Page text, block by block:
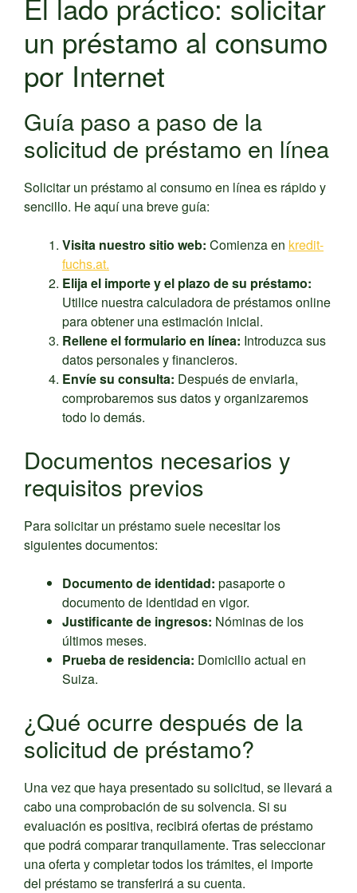
El lado práctico: solicitar
un préstamo al consumo
por Internet
Guía paso a paso de la
solicitud de préstamo en línea
Solicitar un préstamo al consumo en línea es rápido y
sencillo. He aquí una breve guía:
Visita nuestro sitio web: Comienza en kredit-
fuchs.at.
Elija el importe y el plazo de su préstamo:
Utilice nuestra calculadora de préstamos online
para obtener una estimación inicial.
Rellene el formulario en línea: Introduzca sus
datos personales y financieros.
Envíe su consulta: Después de enviarla,
comprobaremos sus datos y organizaremos
todo lo demás.
Documentos necesarios y
requisitos previos
Para solicitar un préstamo suele necesitar los
siguientes documentos:
Documento de identidad: pasaporte o
documento de identidad en vigor.
Justificante de ingresos: Nóminas de los
últimos meses.
Prueba de residencia: Domicilio actual en
Suiza.
¿Qué ocurre después de la
solicitud de préstamo?
Una vez que haya presentado su solicitud, se llevará a
cabo una comprobación de su solvencia. Si su
evaluación es positiva, recibirá ofertas de préstamo
que podrá comparar tranquilamente. Tras seleccionar
una oferta y completar todos los trámites, el importe
del préstamo se transferirá a su cuenta.